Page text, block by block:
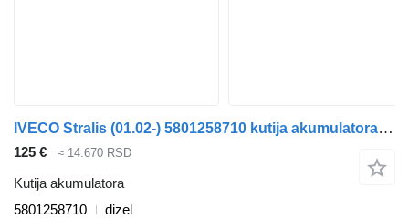
IVECO Stralis (01.02-) 5801258710 kutija akumulatora za IVECO Stralis, Trakker (2002-) tegljača
125 € ≈ 14.670 RSD
Kutija akumulatora
5801258710
dizel